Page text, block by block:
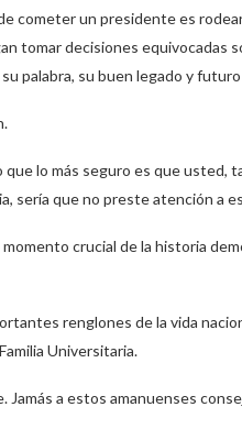
cometer un presidente es
tomar decisiones equivocadas
palabra, su buen legado y
lo más seguro es que usted,
sería que no preste atención a
crucial de la historia
renglones de la vida
Universitaria.
a estos amanuenses